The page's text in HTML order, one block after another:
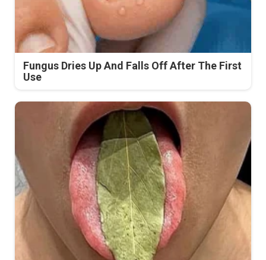
Fungus Dries Up And Falls Off After The First
Use